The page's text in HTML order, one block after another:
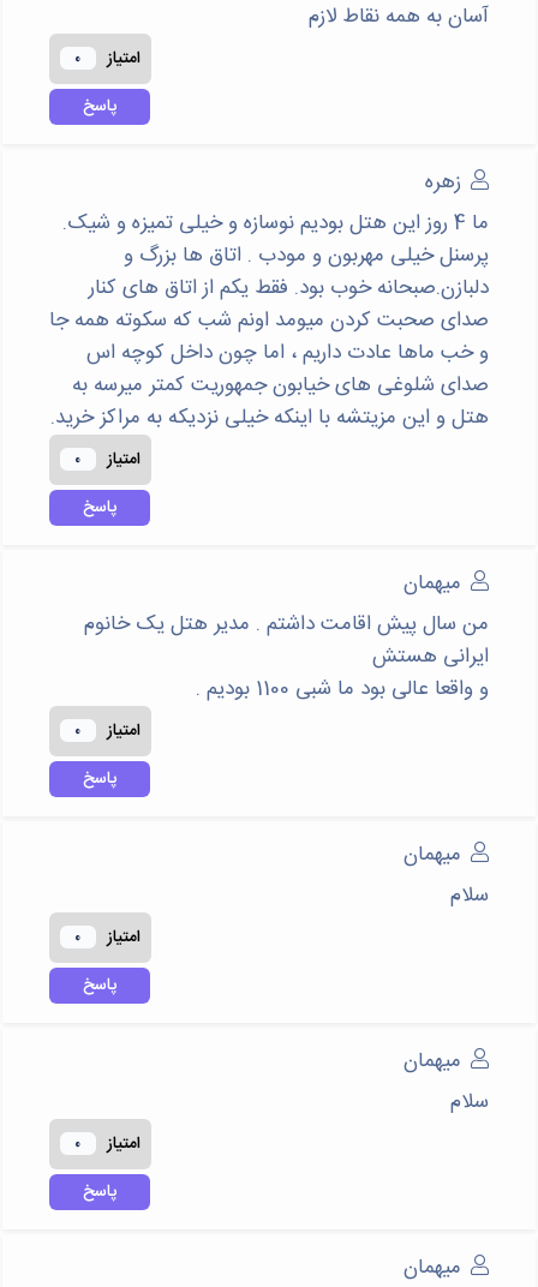
آسان به همه نقاط لازم
امتياز 0
پاسخ
زهره
ما 4 روز این هتل بودیم نوسازه و خیلی تمیزه و شیک.
پرسنل خیلی مهربون و مودب . اتاق ها بزرگ و
دلبازن.صبحانه خوب بود. فقط یکم از اتاق های کنار
صدای صحبت کردن میومد اونم شب که سکوته همه جا
و خب ماها عادت داریم ، اما چون داخل کوچه اس
صدای شلوغی های خیابون جمهوریت کمتر میرسه به
هتل و این مزیتشه با اینکه خیلی نزدیکه به مراکز خرید.
امتياز 0
پاسخ
میهمان
من سال پیش اقامت داشتم . مدیر هتل یک خانوم
ایرانی هستش
و واقعا عالی بود ما شبی 1100 بودیم .
امتياز 0
پاسخ
میهمان
سلام
امتياز 0
پاسخ
میهمان
سلام
امتياز 0
پاسخ
میهمان